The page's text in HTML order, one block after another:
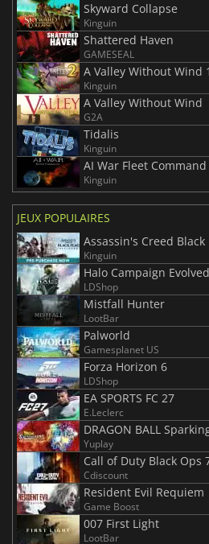
Skyward Collapse
Kinguin
Shattered Haven
GAMESEAL
A Valley Without Wind
Kinguin
A Valley Without Wind
G2A
Tidalis
Kinguin
AI War Fleet Command
Kinguin
JEUX POPULAIRES
Assassin's Creed Black
Kinguin
Halo Campaign Evolved
LDShop
Mistfall Hunter
LootBar
Palworld
Gamesplanet US
Forza Horizon 6
LDShop
EA SPORTS FC 27
E.Leclerc
Yuplay
Call of Duty Black Ops
Cdiscount
Resident Evil Requiem
Game Boost
007 First Light
LootBar